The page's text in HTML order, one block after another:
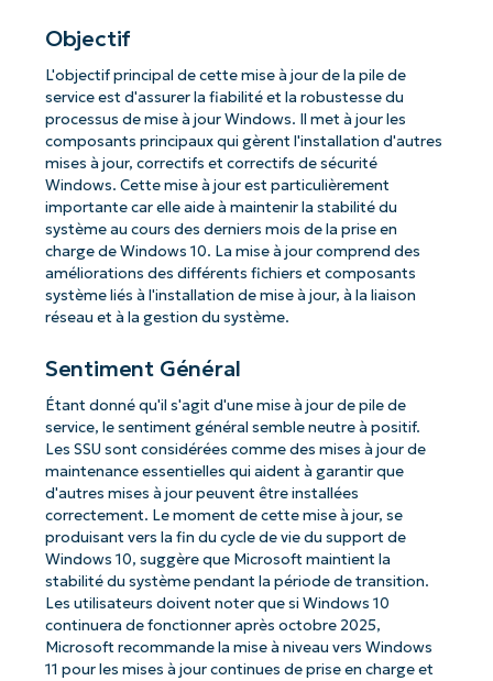
Objectif
L'objectif principal de cette mise à jour de la pile de
service est d'assurer la fiabilité et la robustesse du
processus de mise à jour Windows. Il met à jour les
composants principaux qui gèrent l'installation d'autres
mises à jour, correctifs et correctifs de sécurité
Windows. Cette mise à jour est particulièrement
importante car elle aide à maintenir la stabilité du
système au cours des derniers mois de la prise en
charge de Windows 10. La mise à jour comprend des
améliorations des différents fichiers et composants
système liés à l'installation de mise à jour, à la liaison
réseau et à la gestion du système.
Sentiment Général
Étant donné qu'il s'agit d'une mise à jour de pile de
service, le sentiment général semble neutre à positif.
Les SSU sont considérées comme des mises à jour de
maintenance essentielles qui aident à garantir que
d'autres mises à jour peuvent être installées
correctement. Le moment de cette mise à jour, se
produisant vers la fin du cycle de vie du support de
Windows 10, suggère que Microsoft maintient la
stabilité du système pendant la période de transition.
Les utilisateurs doivent noter que si Windows 10
continuera de fonctionner après octobre 2025,
Microsoft recommande la mise à niveau vers Windows
11 pour les mises à jour continues de prise en charge et